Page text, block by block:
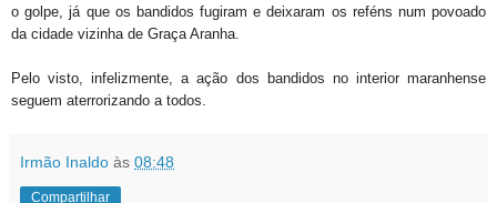
o golpe, já que os bandidos fugiram e deixaram os reféns num povoado
da cidade vizinha de Graça Aranha.
Pelo visto, infelizmente, a ação dos bandidos no interior maranhense
seguem aterrorizando a todos.
Irmão Inaldo às 08:48
Compartilhar